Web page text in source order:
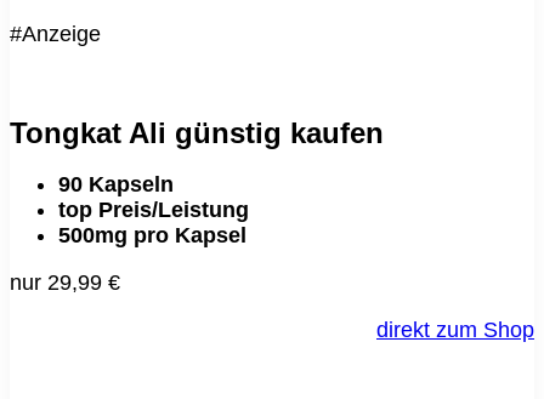
#Anzeige
Tongkat Ali günstig kaufen
90 Kapseln
top Preis/Leistung
500mg pro Kapsel
nur 29,99 €
direkt zum Shop